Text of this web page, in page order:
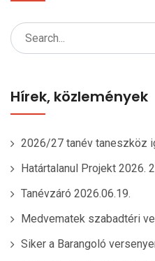
Search
for:
Hírek, közlemények
2026/27 tanév taneszköz
Határtalanul Projekt 2026.
Tanévzáró 2026.06.19.
Medvematek szabadtéri
Siker a Barangoló